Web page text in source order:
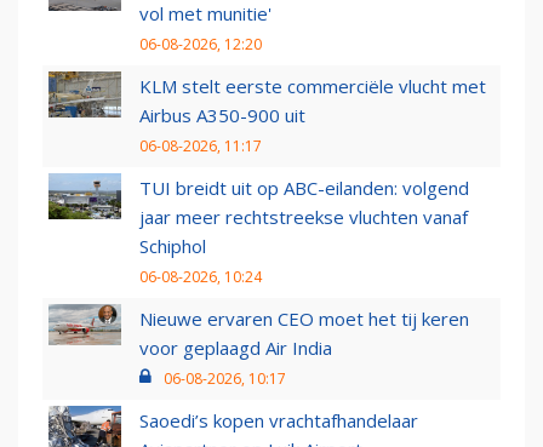
vol met munitie'
06-08-2026, 12:20
KLM stelt eerste commerciële vlucht met
Airbus A350-900 uit
06-08-2026, 11:17
TUI breidt uit op ABC-eilanden: volgend
jaar meer rechtstreekse vluchten vanaf
Schiphol
06-08-2026, 10:24
Nieuwe ervaren CEO moet het tij keren
voor geplaagd Air India
06-08-2026, 10:17
Saoedi’s kopen vrachtafhandelaar